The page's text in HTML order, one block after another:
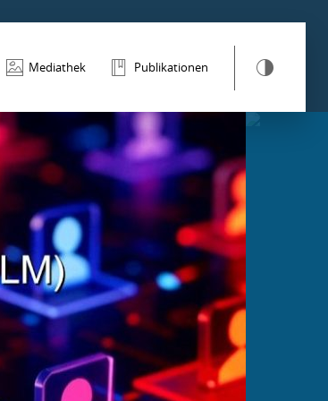
Mediathek Publikationen